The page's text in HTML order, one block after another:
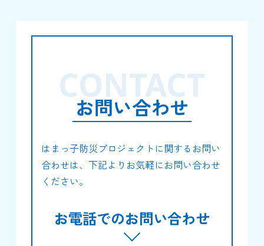
お問い合わせ
CONTACT
はまっ子防災プロジェクトに関するお問い
合わせは、下記よりお気軽にお問い合わせ
ください。
お電話でのお問い合わせ